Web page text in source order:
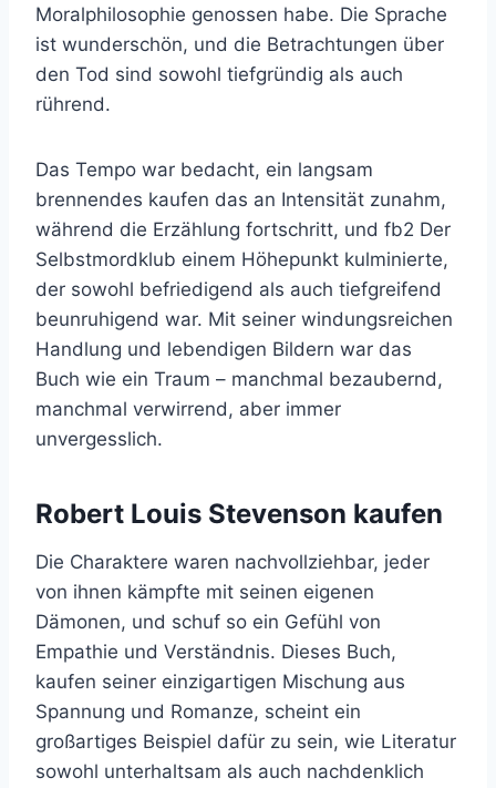
Moralphilosophie genossen habe. Die Sprache
ist wunderschön, und die Betrachtungen über
den Tod sind sowohl tiefgründig als auch
rührend.
Das Tempo war bedacht, ein langsam
brennendes kaufen das an Intensität zunahm,
während die Erzählung fortschritt, und fb2 Der
Selbstmordklub einem Höhepunkt kulminierte,
der sowohl befriedigend als auch tiefgreifend
beunruhigend war. Mit seiner windungsreichen
Handlung und lebendigen Bildern war das
Buch wie ein Traum – manchmal bezaubernd,
manchmal verwirrend, aber immer
unvergesslich.
Robert Louis Stevenson kaufen
Die Charaktere waren nachvollziehbar, jeder
von ihnen kämpfte mit seinen eigenen
Dämonen, und schuf so ein Gefühl von
Empathie und Verständnis. Dieses Buch,
kaufen seiner einzigartigen Mischung aus
Spannung und Romanze, scheint ein
großartiges Beispiel dafür zu sein, wie Literatur
sowohl unterhaltsam als auch nachdenklich